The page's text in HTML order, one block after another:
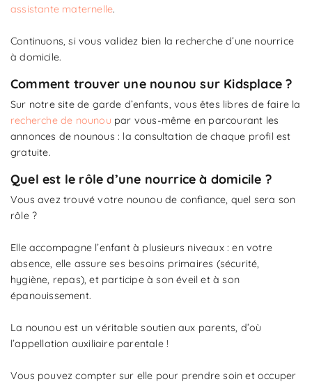
assistante maternelle.
Continuons, si vous validez bien la recherche d’une nourrice
à domicile.
Comment trouver une nounou sur Kidsplace ?
Sur notre site de garde d’enfants, vous êtes libres de faire la
recherche de nounou par vous-même en parcourant les
annonces de nounous : la consultation de chaque profil est
gratuite.
Quel est le rôle d’une nourrice à domicile ?
Vous avez trouvé votre nounou de confiance, quel sera son
rôle ?
Elle accompagne l’enfant à plusieurs niveaux : en votre
absence, elle assure ses besoins primaires (sécurité,
hygiène, repas), et participe à son éveil et à son
épanouissement.
La nounou est un véritable soutien aux parents, d’où
l’appellation auxiliaire parentale !
Vous pouvez compter sur elle pour prendre soin et occuper